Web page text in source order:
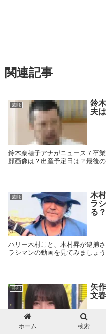
関連記事
芸能
鈴
夫
鈴木奈穂子アナがニュース７卒
顔画像は？出産予定日は？最後
芸能
木
ラ
る？
ハリー木村こと、木村昇が逮捕
ラシマンの動画を見てみましょう
芸能
矢
文
ホーム 検索